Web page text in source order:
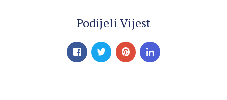
Podijeli Vijest